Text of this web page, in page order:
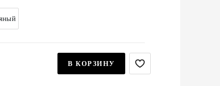
В КОРЗИНУ